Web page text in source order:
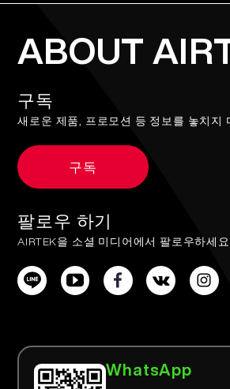
ABOUT
구독
새로운 제품, 프로모션 등 정보를 놓치지
구독
팔로우 하기
AIRTEK을 소셜 미디어에서 팔로우하세요.
WhatsApp